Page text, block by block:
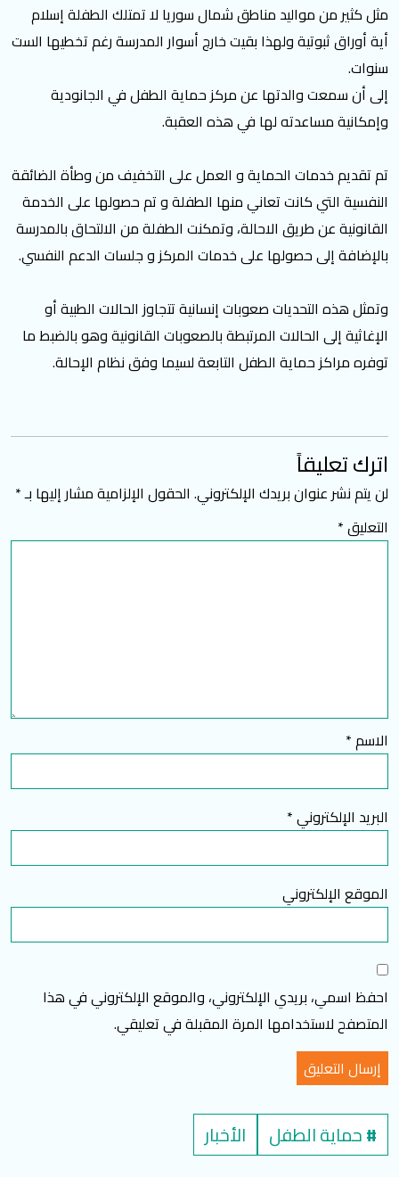
مثل كثير من مواليد مناطق شمال سوريا لا تمتلك الطفلة إسلام
أية أوراق ثبوتية ولهذا بقيت خارج أسوار المدرسة رغم تخطيها الست
سنوات.
إلى أن سمعت والدتها عن مركز حماية الطفل في الجانودية
وإمكانية مساعدته لها في هذه العقبة.
تم تقديم خدمات الحماية و العمل على التخفيف من وطأة الضائقة
النفسية التي كانت تعاني منها الطفلة و تم حصولها على الخدمة
القانونية عن طريق الاحالة، وتمكنت الطفلة من الالتحاق بالمدرسة
بالإضافة إلى حصولها على خدمات المركز و جلسات الدعم النفسي.
وتمثل هذه التحديات صعوبات إنسانية تتجاوز الحالات الطبية أو
الإغاثية إلى الحالات المرتبطة بالصعوبات القانونية وهو بالضبط ما
توفره مراكز حماية الطفل التابعة لسيما وفق نظام الإحالة.
اترك تعليقاً
لن يتم نشر عنوان بريدك الإلكتروني. الحقول الإلزامية مشار إليها بـ*
التعليق*
الاسم*
البريد الإلكتروني*
الموقع الإلكتروني
احفظ اسمي، بريدي الإلكتروني، والموقع الإلكتروني في هذا
المتصفح لاستخدامها المرة المقبلة في تعليقي.
#حماية الطفل الأخبار